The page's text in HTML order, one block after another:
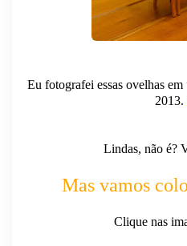
Eu fotografei essas ovelhas
2013.
Lindas, não é?
Mas vamos
Clique nas